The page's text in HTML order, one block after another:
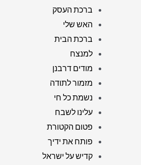
ברכת העסק
האש שלי
ברכת הבית
למנצח
מודים דרבנן
מזמור לתודה
נשמת כל חי
עלינו לשבח
פטום הקטורת
פותח את ידיך
קדיש על ישראל